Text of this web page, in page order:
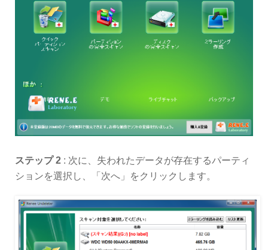
ステップ 2 : 次に、失われたデータが存在するパーティ
ションを選択し、「次へ」をクリックします。